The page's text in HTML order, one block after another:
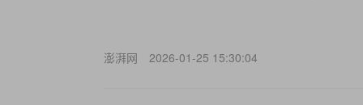
澎湃网 2026-01-25 15:30:04